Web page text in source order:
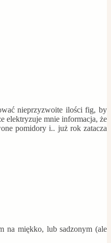
nieprzyzwoite ilości fig, by
elektryzuje mnie informacja, że
pomidory i.. już rok zatacza
na miękko, lub sadzonym (ale